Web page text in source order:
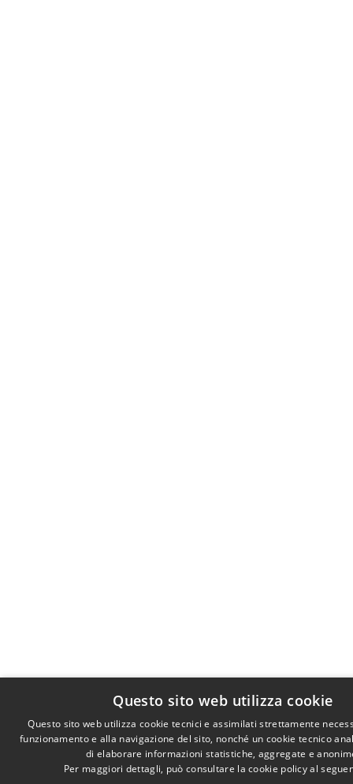
Questo sito web utilizza cookie
Questo sito web utilizza cookie tecnici e assimilati strettamente
funzionamento e alla navigazione del sito, nonché un cookie tecnico
di elaborare informazioni statistiche, aggregate e
Per maggiori dettagli, può consultare la cookie policy al